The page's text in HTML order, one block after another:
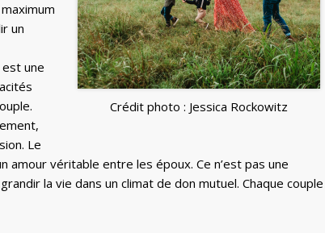
Crédit photo : Jessica Rockowitz
un
une
Le
amour véritable entre les époux. Ce n’est pas une
la vie dans un climat de don mutuel. Chaque couple